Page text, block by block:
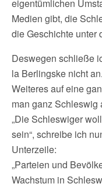
eigentümlichen
Medien gibt, die
die Geschichte unter
Deswegen schließe
la Berlingske nicht
Weiteres auf eine
man ganz Schleswig
„Die Schleswiger
sein“, schreibe ich
Unterzeile:
„Parteien und
Wachstum in